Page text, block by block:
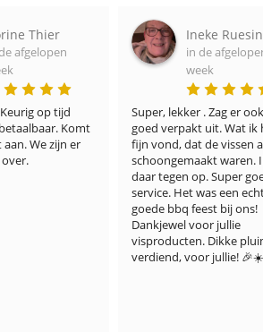
op tijd
Komt
zijn er
Ineke Ruesink
in de afgelopen
week
Super, lekker . Zag er ook heel
goed verpakt uit. Wat ik heel
fijn vond, dat de vissen al
schoongemaakt waren. Ik zag
daar tegen op. Super goede
service. Het was een echt
goede bbq feest bij ons!
Dankjewel voor jullie
visproducten. Dikke pluim wel
verdiend, voor jullie! 🎉☀️🙏🏻